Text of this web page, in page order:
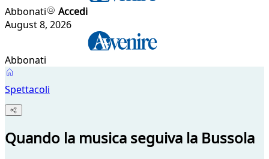
Abbonati
Accedi
August 8, 2026
Abbonati
Spettacoli
Quando la musica seguiva la Bussola